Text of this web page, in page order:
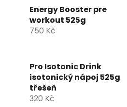
Energy Booster pre
workout 525g
750 Kč
Pro Isotonic Drink
isotonický nápoj 525g
třešeň
320 Kč